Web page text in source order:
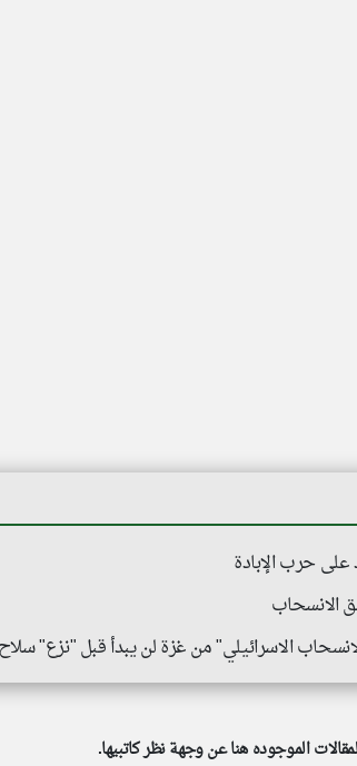
حرب الإبادة
الانسحاب
الاسرائيلي" من غزة لن يبدأ قبل "نزع"
الموجوده هنا عن وجهة نظر كاتبيها.